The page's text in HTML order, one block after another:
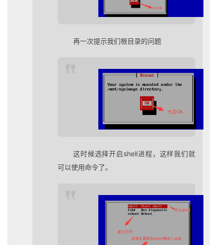
再一次提示我们根目录的问题
这时候选择开启shell进程，这样我们就
可以使用命令了。